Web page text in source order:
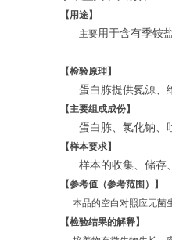
【用途】
主要用于含有季铵
【检验原理】
蛋白胨提供氮源、
【主要组成成份】
蛋白胨、氯化钠、
【样本要求】
样本的收集、储存
【参考值（参考范围）】
本品的空白对照应无菌
【检验结果的解释】